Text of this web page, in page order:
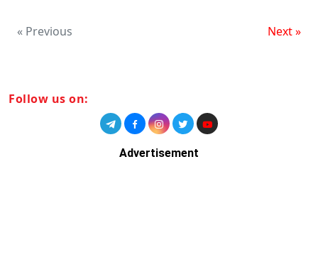
« Previous Next »
Follow us on:
Advertisement